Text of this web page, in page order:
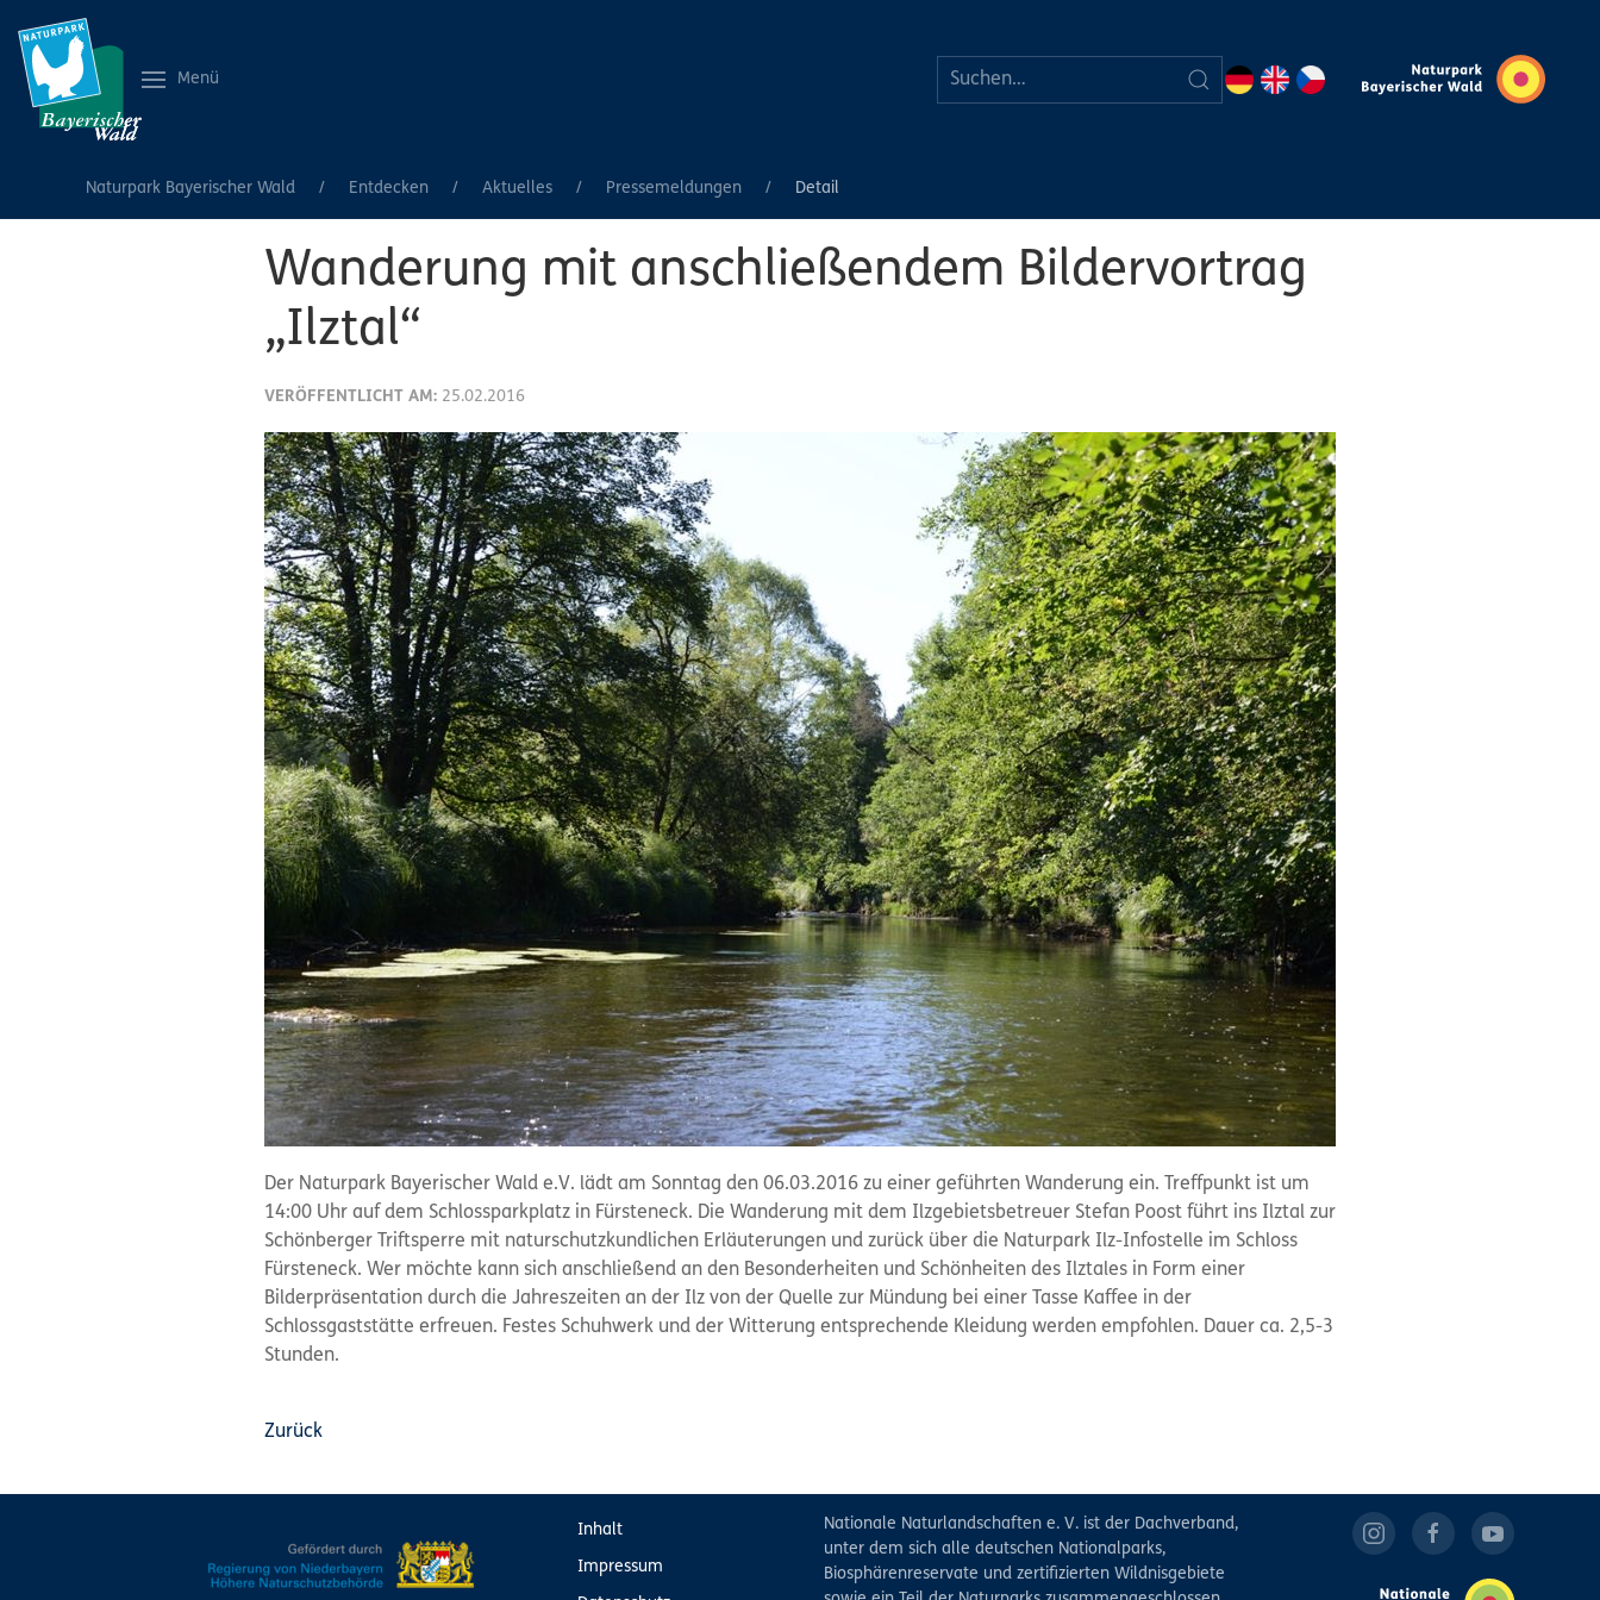
Menü
Naturpark Bayerischer Wald Entdecken Aktuelles Pressemeldungen Detail
Wanderung mit anschließendem Bildervortrag
„Ilztal“
VERÖFFENTLICHT AM: 25.02.2016
Der Naturpark Bayerischer Wald e.V. lädt am Sonntag den 06.03.2016 zu einer geführten Wanderung ein. Treffpunkt ist um
14:00 Uhr auf dem Schlossparkplatz in Fürsteneck. Die Wanderung mit dem Ilzgebietsbetreuer Stefan Poost führt ins Ilztal zur
Schönberger Triftsperre mit naturschutzkundlichen Erläuterungen und zurück über die Naturpark Ilz-Infostelle im Schloss
Fürsteneck. Wer möchte kann sich anschließend an den Besonderheiten und Schönheiten des Ilztales in Form einer
Bilderpräsentation durch die Jahreszeiten an der Ilz von der Quelle zur Mündung bei einer Tasse Kaffee in der
Schlossgaststätte erfreuen. Festes Schuhwerk und der Witterung entsprechende Kleidung werden empfohlen. Dauer ca. 2,5-3
Stunden.
Zurück
Inhalt
Impressum
Nationale Naturlandschaften e. V. ist der Dachverband,
unter dem sich alle deutschen Nationalparks,
Biosphärenreservate und zertifizierten Wildnisgebiete